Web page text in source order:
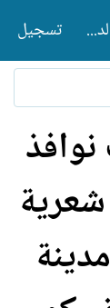
تسجيل الدخول تسجيل